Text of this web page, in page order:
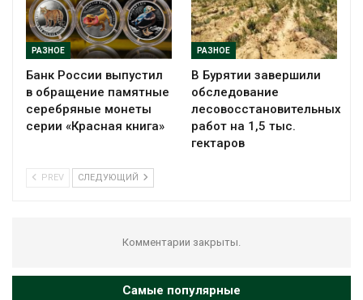
РАЗНОЕ
Банк России выпустил
в обращение памятные
серебряные монеты
серии «Красная книга»
РАЗНОЕ
В Бурятии завершили
обследование
лесовосстановительных
работ на 1,5 тыс.
гектаров
PREV СЛЕДУЮЩИЙ
Комментарии закрыты.
Самые популярные